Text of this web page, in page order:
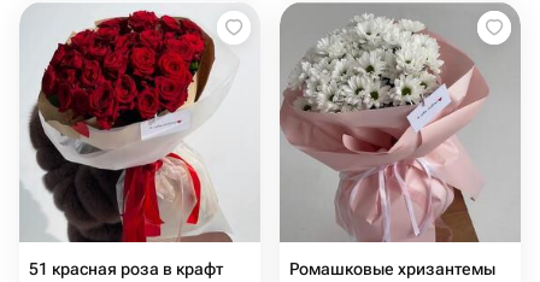
51 красная роза в крафт Ромашковые хризантемы